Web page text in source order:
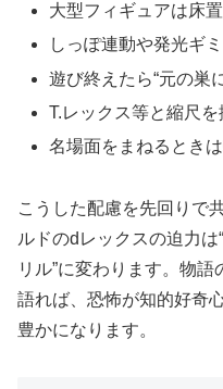
大型フィギュアは床
しっぽ連動や発光ギ
遊び終えたら“元の巣
T.レックス等と縮尺を
名場面をまねるとき
こうした配慮を先回りで
ルドのdレックスの迫力は
リル”に変わります。物
語れば、恐怖が知的好奇
豊かになります。